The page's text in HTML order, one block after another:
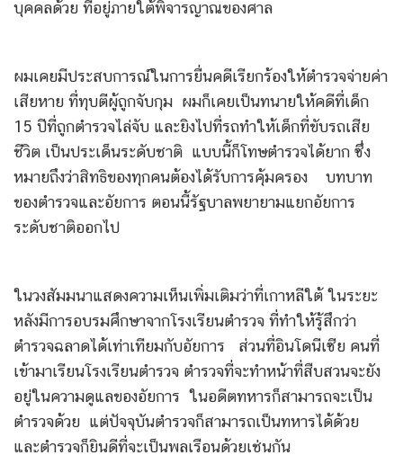
บุคคลด้วย ที่อยู่ภายใต้พิจารญาณของศาล
ผมเคยมีประสบการณ์ในการยื่นคดีเรียกร้องให้ตำรวจจ่ายค่า
เสียหาย ที่ทุบตีผู้ถูกจับกุม ผมก็เคยเป็นทนายให้คดีที่เด็ก
15 ปีที่ถูกตำรวจไล่จับ และยิงไปที่รถทำให้เด็กที่ขับรถเสีย
ชีวิต เป็นประเด็นระดับชาติ แบบนี้ก็โทษตำรวจได้ยาก ซึ่ง
หมายถึงว่าสิทธิของทุกคนต้องได้รับการคุ้มครอง บทบาท
ของตำรวจและอัยการ ตอนนี้รัฐบาลพยายามแยกอัยการ
ระดับชาติออกไป
ในวงสัมมนาแสดงความเห็นเพิ่มเติมว่าที่เกาหลีใต้ ในระยะ
หลังมีการอบรมศึกษาจากโรงเรียนตำรวจ ที่ทำให้รู้สึกว่า
ตำรวจฉลาดได้เท่าเทียมกับอัยการ ส่วนที่อินโดนีเซีย คนที่
เข้ามาเรียนโรงเรียนตำรวจ ตำรวจที่จะทำหน้าที่สืบสวนจะยัง
อยู่ในความดูแลของอัยการ ในอดีตทหารก็สามารถจะเป็น
ตำรวจด้วย แต่ปัจจุบันตำรวจก็สามารถเป็นทหารได้ด้วย
และตำรวจก็ยินดีที่จะเป็นพลเรือนด้วยเช่นกัน